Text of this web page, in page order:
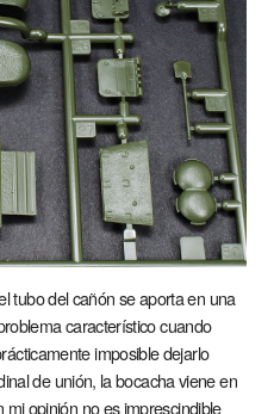
tubo del cañón se aporta en una
característico cuando
imposible dejarlo
de unión, la bocacha viene en
opinión no es imprescindible